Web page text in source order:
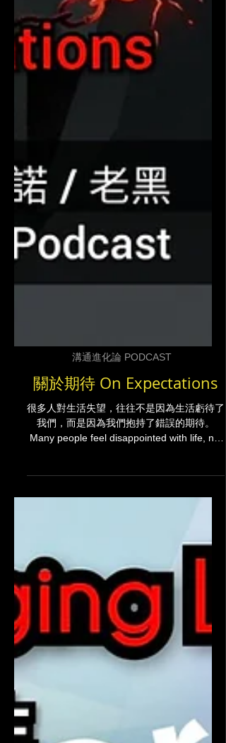
溝通進化論 PODCAST
關於期待 On Expectations
很多人對生活失望，往往不是因為生活虧待了
because they hold onto the wrong
但，真的是電影拍得很爛嗎？還是它只是「跟
你的預期不一樣」？ It is just like walking
into a theater with high hopes for the sequel
of a classic movie, only to walk out feeling
completely let down. But was the movie truly
terrible? Or was it simply "different from
what you had anticipated"? 這種「預期落
差」的心態